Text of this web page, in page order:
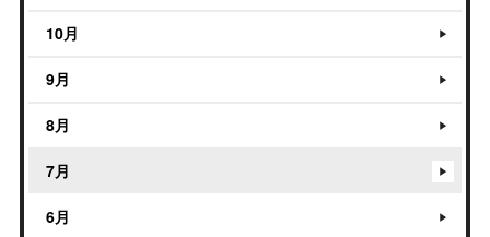
10月
9月
8月
7月
6月